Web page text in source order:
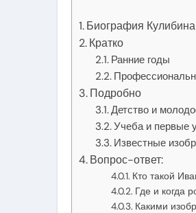
Биография
Кратко
Ранние годы
Подробно
Детство и
Учеба и первые
Известные
Вопрос-ответ:
Кто такой
Где и когда
Какими